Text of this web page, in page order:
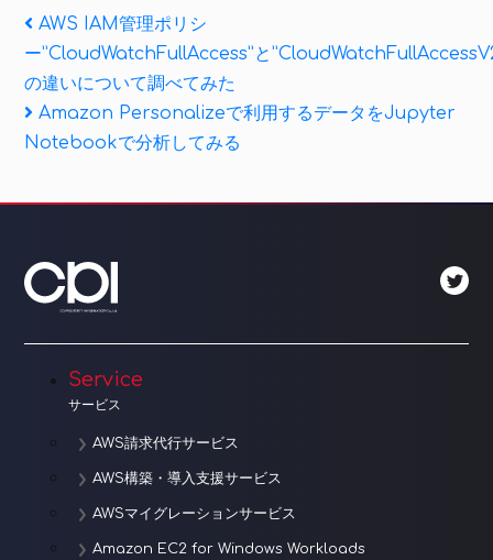
投
稿
ナ
ビ
ゲ
シ
ョ
Previous
Post
AWS IAM管理ポリシ
ー”CloudWatchFullAccess”と
の違いについて調べてみた
Next
Post
Amazon Personalizeで利用するデータをJupyter
Notebookで分析してみる
Service
サービス
AWS請求代行サービス
AWS構築・導入支援サービス
AWSマイグレーションサービス
Amazon EC2 for Windows Workloads